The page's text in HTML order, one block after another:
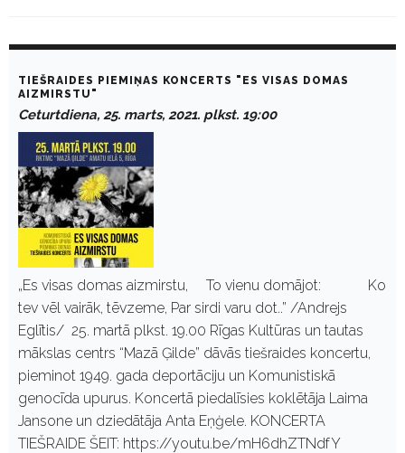
2
0
TIEŠRAIDES PIEMIŅAS KONCERTS "ES VISAS DOMAS
AIZMIRSTU"
Ceturtdiena, 25. marts, 2021. plkst. 19:00
„Es visas domas aizmirstu, To vienu domājot: Ko
tev vēl vairāk, tēvzeme, Par sirdi varu dot..” /Andrejs
Eglītis/ 25. martā plkst. 19.00 Rīgas Kultūras un tautas
mākslas centrs “Mazā Ģilde” dāvās tiešraides koncertu,
pieminot 1949. gada deportāciju un Komunistiskā
genocīda upurus. Koncertā piedalīsies koklētāja Laima
Jansone un dziedātāja Anta Eņģele. KONCERTA
TIEŠRAIDE ŠEIT: https://youtu.be/mH6dhZTNdfY